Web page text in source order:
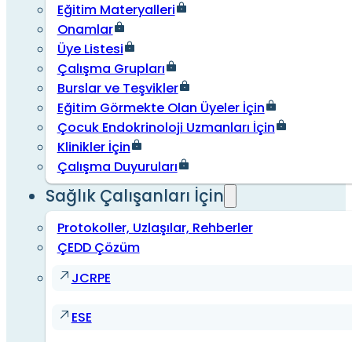
Eğitim Materyalleri
Onamlar
Üye Listesi
Çalışma Grupları
Burslar ve Teşvikler
Eğitim Görmekte Olan Üyeler İçin
Çocuk Endokrinoloji Uzmanları İçin
Klinikler İçin
Çalışma Duyuruları
Sağlık Çalışanları İçin
Protokoller, Uzlaşılar, Rehberler
ÇEDD Çözüm
JCRPE
ESE